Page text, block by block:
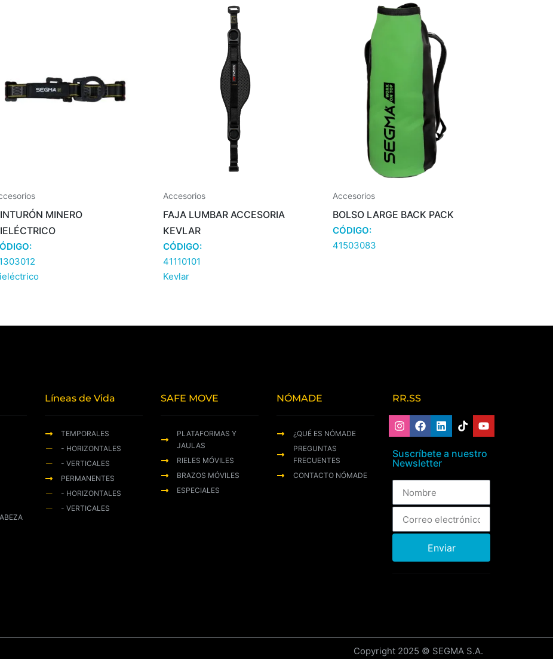
MINERO
Accesorios
FAJA LUMBAR ACCESORIA
KEVLAR
CÓDIGO:
41110101
Kevlar
Accesorios
BOLSO LARGE BACK PACK
CÓDIGO:
41503083
Líneas de Vida
TEMPORALES
- HORIZONTALES
- VERTICALES
PERMANENTES
- HORIZONTALES
- VERTICALES
SAFE MOVE
PLATAFORMAS Y
JAULAS
RIELES MÓVILES
BRAZOS MÓVILES
ESPECIALES
NÓMADE
¿QUÉ ES NÓMADE
PREGUNTAS
FRECUENTES
CONTACTO NÓMADE
RR.SS
Suscríbete a nuestro
Newsletter
Enviar
Copyright 2025 © SEGMA S.A.